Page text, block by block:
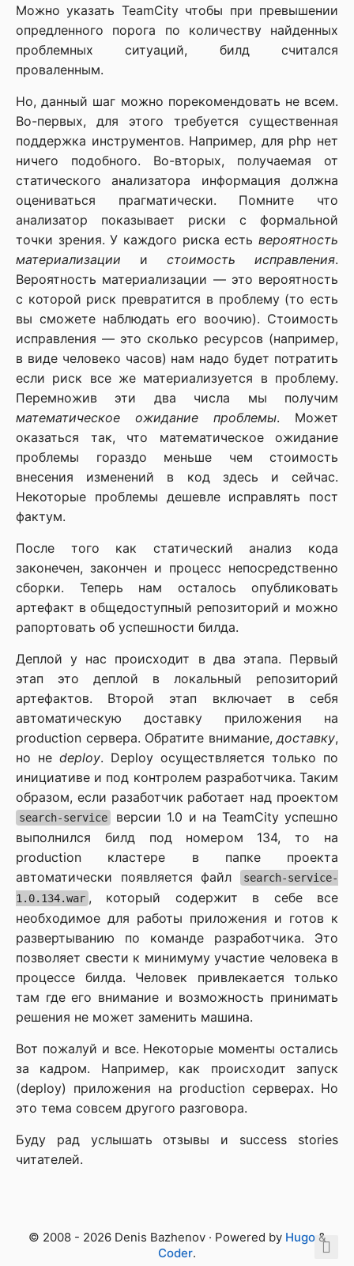
Можно указать TeamCity чтобы при превышении
опредленного порога по количеству найденных
проблемных ситуаций, билд считался
проваленным.
Но, данный шаг можно порекомендовать не всем.
Во-первых, для этого требуется существенная
поддержка инструментов. Например, для php нет
ничего подобного. Во-вторых, получаемая от
статического анализатора информация должна
оцениваться прагматически. Помните что
анализатор показывает риски с формальной
точки зрения. У каждого риска есть вероятность
материализации и стоимость исправления.
Вероятность материализации — это вероятность
с которой риск превратится в проблему (то есть
вы сможете наблюдать его воочию). Стоимость
исправления — это сколько ресурсов (например,
в виде человеко часов) нам надо будет потратить
если риск все же материализуется в проблему.
Перемножив эти два числа мы получим
математическое ожидание проблемы. Может
оказаться так, что математическое ожидание
проблемы гораздо меньше чем стоимость
внесения изменений в код здесь и сейчас.
Некоторые проблемы дешевле исправлять пост
фактум.
После того как статический анализ кода
законечен, закончен и процесс непосредственно
сборки. Теперь нам осталось опубликовать
артефакт в общедоступный репозиторий и можно
рапортовать об успешности билда.
Деплой у нас происходит в два этапа. Первый
этап это деплой в локальный репозиторий
артефактов. Второй этап включает в себя
автоматическую доставку приложения на
production сервера. Обратите внимание,доставку,
но не deploy. Deploy осуществляется только по
инициативе и под контролем разработчика. Таким
образом, если разаботчик работает над проектом
search-service
версии 1.0 и на TeamCity успешно
выполнился билд под номером 134, то на
production кластере в папке проекта
автоматически появляется файл
search-service-
1.0.134.war , который содержит в себе все
необходимое для работы приложения и готов к
развертыванию по команде разработчика. Это
позволяет свести к минимуму участие человека в
процессе билда. Человек привлекается только
там где его внимание и возможность принимать
решения не может заменить машина.
Вот пожалуй и все. Некоторые моменты остались
за кадром. Например, как происходит запуск
(deploy) приложения на production серверах. Но
это тема совсем другого разговора.
Буду рад услышать отзывы и success stories
читателей.
© 2008 - 2026 Denis Bazhenov · Powered by Hugo&
Coder.